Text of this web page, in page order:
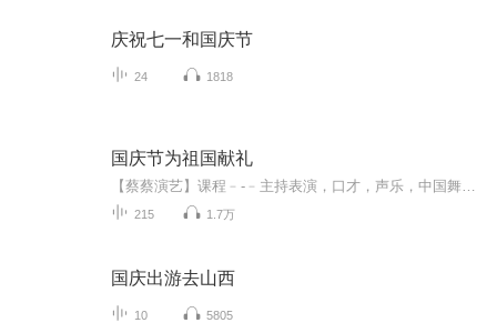
庆祝七一和国庆节
24 1818
国庆节为祖国献礼
215 1.7万
国庆出游去山西
10 5805